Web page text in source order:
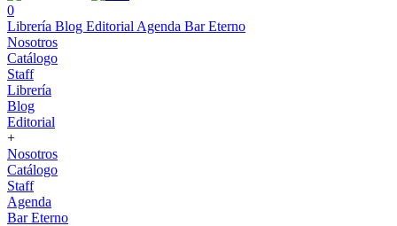
0
Librería Blog Editorial Agenda Bar Eterno
Nosotros
Catálogo
Staff
Librería
Blog
Editorial
+
Nosotros
Catálogo
Staff
Agenda
Bar Eterno